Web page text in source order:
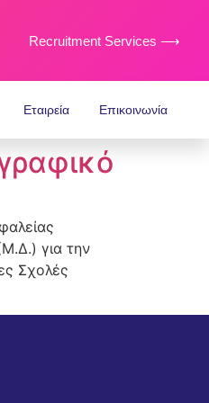
Recruitment Services ⟶
Εταιρεία Επικοινωνία
για την
Σχολές